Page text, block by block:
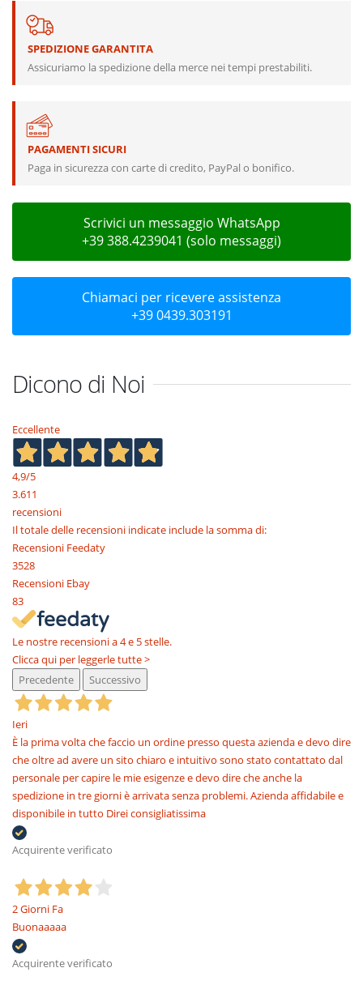
SPEDIZIONE GARANTITA
Assicuriamo la spedizione della merce nei tempi prestabiliti.
PAGAMENTI SICURI
Paga in sicurezza con carte di credito, PayPal o bonifico.
Scrivici un messaggio WhatsApp
+39 388.4239041 (solo messaggi)
Chiamaci per ricevere assistenza
+39 0439.303191
Dicono di Noi
Eccellente
4,9/5
3.611
recensioni
Il totale delle recensioni indicate include la somma di:
Recensioni Feedaty
3528
Recensioni Ebay
83
Le nostre recensioni a 4 e 5 stelle.
Clicca qui per leggerle tutte >
Precedente
Successivo
Ieri
È la prima volta che faccio un ordine presso questa azienda e devo dire
che oltre ad avere un sito chiaro e intuitivo sono stato contattato dal
personale per capire le mie esigenze e devo dire che anche la
spedizione in tre giorni è arrivata senza problemi. Azienda affidabile e
disponibile in tutto Direi consigliatissima
Acquirente verificato
2 Giorni Fa
Buonaaaaa
Acquirente verificato